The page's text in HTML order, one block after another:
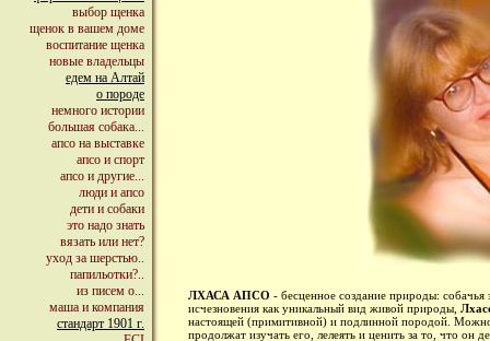
выбор щенка
щенок в вашем доме
воспитание щенка
новые владельцы
едем на Алтай
о породе
немного истории
большая собака...
апсо на выставке
апсо и спорт
апсо и другие...
люди и апсо
дети и собаки
это надо знать
вязать или нет?
уход за шерстью..
папильотки?..
из писем о...
маша и компания
стандарт 1901 г.
ЛХАСА АПСО - бесценное создание природы:
исчезновения как уникальный вид живой природы,
настоящей (примитивной) и подлинной породой. Можно
продолжат изучать его, лелеять и ценить за то, что он